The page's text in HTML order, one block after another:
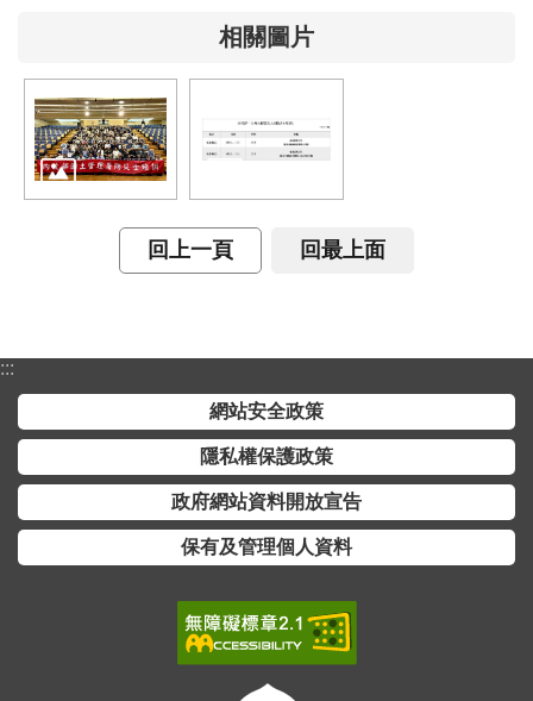
網
站
安
權
政
策
政
府
相關圖片
回上一頁 回最上面
:::
網站安全政策
隱私權保護政策
政府網站資料開放宣告
保有及管理個人資料